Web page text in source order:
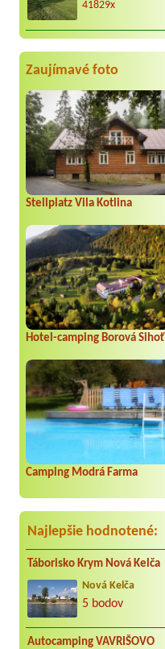
41829x
Zaujímavé foto
Stellplatz Vila Kotlina
Hotel-camping Borová Sihoť
Camping Modrá Farma
Najlepšie hodnotené:
Táborisko Krym Nová Kelča
Nová Kelča
5 bodov
Autocamping VAVRIŠOVO